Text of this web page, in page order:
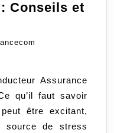
Conseils et
Assurance
qu’il faut savoir
être excitant,
source de stress